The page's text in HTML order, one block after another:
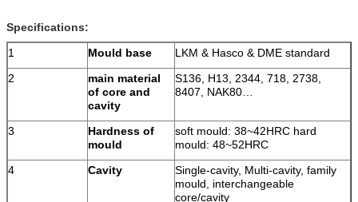
Specifications:
1
Mould base
LKM & Hasco & DME standard
2
main material
of core and
cavity
S136, H13, 2344, 718, 2738,
8407, NAK80…
3
Hardness of
mould
soft mould: 38~42HRC hard
mould: 48~52HRC
4
Cavity
Single-cavity, Multi-cavity, family
mould, interchangeable
core/cavity